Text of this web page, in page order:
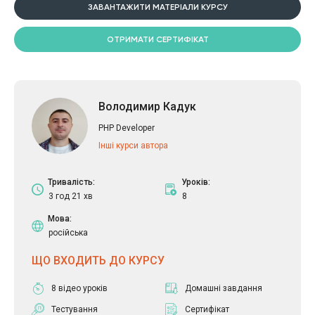
ЗАВАНТАЖИТИ МАТЕРІАЛИ КУРСУ
ОТРИМАТИ СЕРТИФІКАТ
Володимир Кадук
PHP Developer
Інші курси автора
Тривалість:
3 год 21 хв
Уроків:
8
Мова:
російська
ЩО ВХОДИТЬ ДО КУРСУ
8 відео уроків Домашні завдання
Тестування Сертифікат